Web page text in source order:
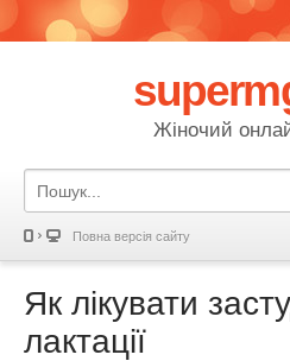
Жіночий
Повна версія сайту
Як лікувати
лактації